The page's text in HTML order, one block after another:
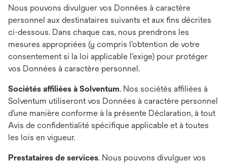
Nous pouvons divulguer vos Données à caractère
personnel aux destinataires suivants et aux fins décrites
ci-dessous. Dans chaque cas, nous prendrons les
mesures appropriées (y compris l’obtention de votre
consentement si la loi applicable l’exige) pour protéger
vos Données à caractère personnel.
Sociétés affiliées à Solventum. Nos sociétés affiliées à
Solventum utiliseront vos Données à caractère personnel
d’une manière conforme à la présente Déclaration, à tout
Avis de confidentialité spécifique applicable et à toutes
les lois en vigueur.
Prestataires de services. Nous pouvons divulguer vos